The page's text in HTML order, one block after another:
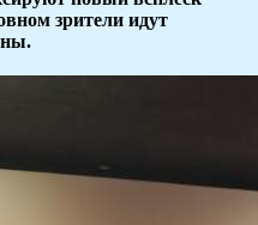
зрители идут